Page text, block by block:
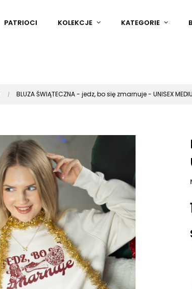
PATRIOCI KOLEKCJE KATEGORIE
BLUZA ŚWIĄTECZNA - jedz, bo się zmarnuje - UNISEX